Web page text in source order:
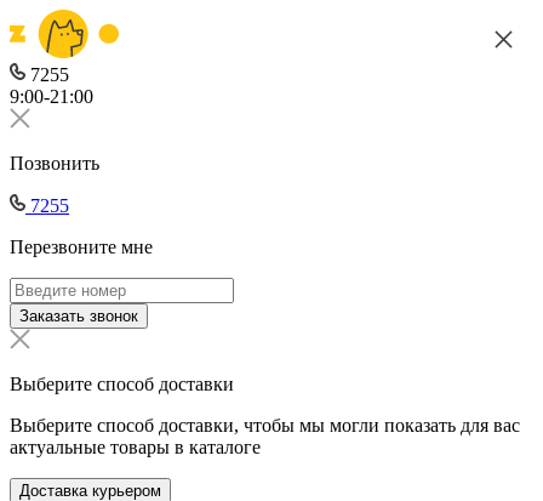
7255
9:00-21:00
Позвонить
7255
Перезвоните мне
Заказать звонок
Выберите способ доставки
Выберите способ доставки, чтобы мы могли показать для вас
актуальные товары в каталоге
Доставка курьером